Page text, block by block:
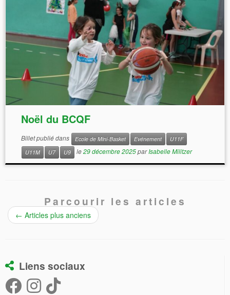
Noël du BCQF
Billet publié dans Ecole de Mini-Basket Evénement
U11F
U11M
U7 U9 le29 décembre 2025parIsabelle Militzer
Parcourir les articles
← Articles plus anciens
Liens sociaux